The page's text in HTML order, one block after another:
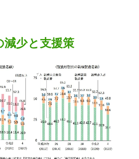
減少と支援策